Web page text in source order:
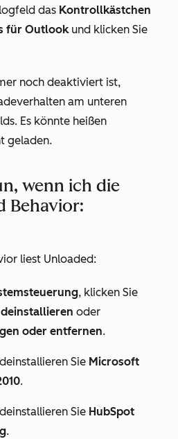
das Kontrollkästchen
für Outlookund klicken Sie
noch deaktiviert ist,
am unteren
Es könnte heißen
geladen.
wenn ich die
Behavior:
liest Unloaded:
, klicken Sie
oder
oder entfernen.
Sie Microsoft
.
Sie HubSpot
.